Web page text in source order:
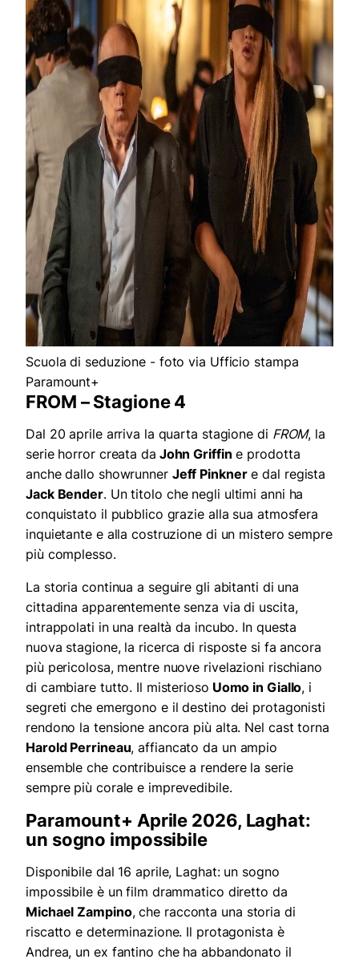
Scuola di seduzione - foto via Ufficio stampa
Paramount+
FROM – Stagione 4
Dal 20 aprile arriva la quarta stagione di FROM, la
serie horror creata da John Griffin e prodotta
anche dallo showrunner Jeff Pinknere dal regista
Jack Bender. Un titolo che negli ultimi anni ha
conquistato il pubblico grazie alla sua atmosfera
inquietante e alla costruzione di un mistero sempre
più complesso.
La storia continua a seguire gli abitanti di una
cittadina apparentemente senza via di uscita,
intrappolati in una realtà da incubo. In questa
nuova stagione, la ricerca di risposte si fa ancora
più pericolosa, mentre nuove rivelazioni rischiano
di cambiare tutto. Il misterioso Uomo in Giallo, i
segreti che emergono e il destino dei protagonisti
rendono la tensione ancora più alta. Nel cast torna
Harold Perrineau, affiancato da un ampio
ensemble che contribuisce a rendere la serie
sempre più corale e imprevedibile.
Paramount+ Aprile 2026, Laghat:
un sogno impossibile
Disponibile dal 16 aprile, Laghat: un sogno
impossibile è un film drammatico diretto da
Michael Zampino, che racconta una storia di
riscatto e determinazione. Il protagonista è
Andrea, un ex fantino che ha abbandonato il